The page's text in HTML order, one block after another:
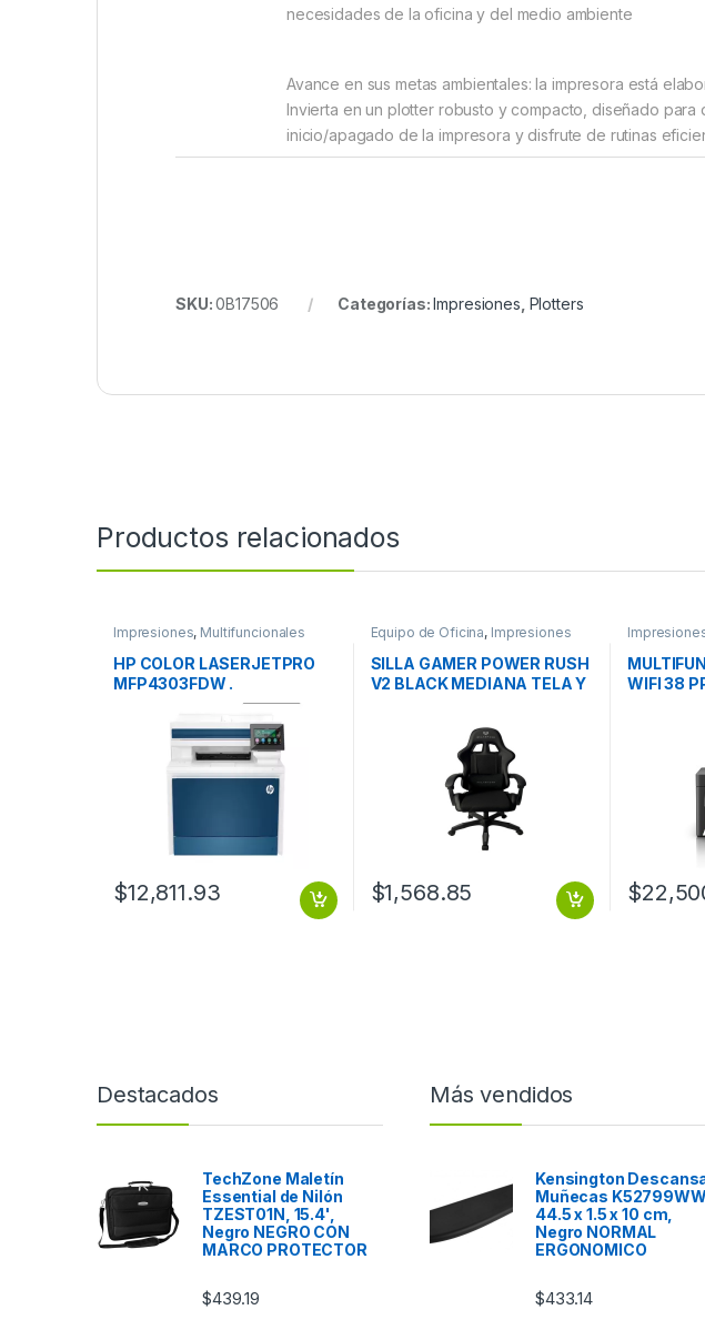
necesidades de la oficina y del medio ambiente
Avance en sus metas ambientales: la impresora está
Invierta en un plotter robusto y compacto, diseñado
inicio/apagado de la impresora y disfrute de rutinas
SKU:0B17506 Categorías:Impresiones Plotters
Productos relacionados
Impresiones, Multifuncionales
HP COLOR LASERJETPRO
MFP4303FDW .
$12,811.93
Equipo de Oficina, Impresiones
SILLA GAMER POWER RUSH
V2 BLACK MEDIANA TELA Y
$1,568.85
WIFI 38
$
Destacados
TechZone Maletín
Essential de Nilón
TZEST01N, 15.4',
Negro NEGRO CON
MARCO PROTECTOR
$439.19
Más vendidos
Kensington
Muñecas K52799WW,
44.5 x 1.5 x 10 cm,
Negro NORMAL
ERGONOMICO
$433.14